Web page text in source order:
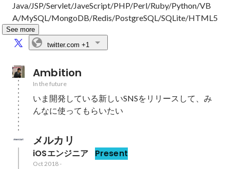
Java/JSP/Servlet/JaveScript/PHP/Perl/Ruby/Python/VB
A/MySQL/MongoDB/Redis/PostgreSQL/SQLite/HTML5
See more
twitter.com +1
Ambition
In the future
いま開発している新しいSNSをリリースして、み
んなに使ってもらいたい
メルカリ
iOSエンジニア Present
Oct 2018-